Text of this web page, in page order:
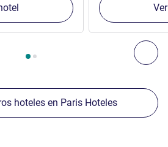
establecimientos cercanos
establecimientos cercanos 1 :,
hoteles en Paris Hoteles